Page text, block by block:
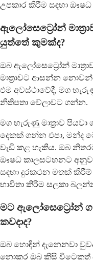
උපකාර කිරීම සඳහා
ඇලෝසෙට්‍රෝන්
යුත්තේ කුමක්ද?
ඔබ ඇලෝසෙට්‍රෝන්
මාත්‍රාවට ආසන්න
එම අවස්ථාවේදී, මග
නිතිපතා වේලාවට ගන්න.
මග හැරුණු මාත්‍රාව
දෙකක් ගන්න එපා, මන්ද
වැඩි කළ හැකිය. ඔබ
ඖෂධ කාලසටහනට අනුව
සඳහා දුරකථන මතක්
භාවිතා කිරීම සලකා
මට ඇලෝසෙට්‍රෝන්
කවදාද?
ඔබ හොඳින් දැනෙනවා
නොකර ඔබ කිසි විටෙකත්